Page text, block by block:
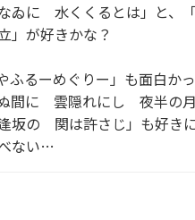
ゐに　水くくるとは」と、
」が好きかな？
ふるーめぐりー」も面白か
間に　雲隠れにし　夜半の
坂の　関は許さじ」も好き
ない…